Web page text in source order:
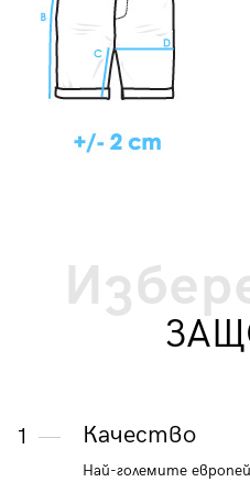
1 Качество
Най-големите